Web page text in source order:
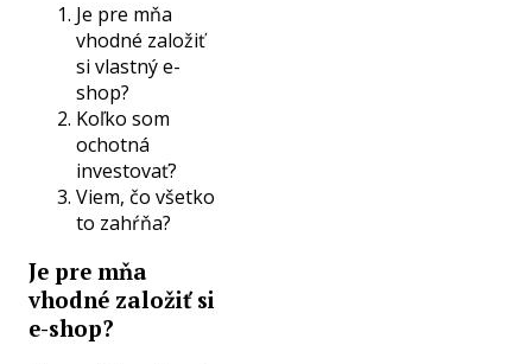
Je pre mňa
vhodné založiť
si vlastný e-
shop?
Koľko som
ochotná
investovať?
Viem, čo všetko
to zahŕňa?
Je pre mňa
vhodné založiť si
e-shop?